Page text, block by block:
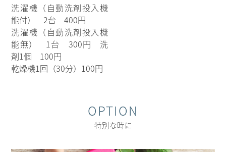
洗濯機（自動洗剤投入機
能付） 2台 400円
洗濯機（自動洗剤投入機
能無） 1台 300円 洗
剤1個 100円
乾燥機1回（30分）100円
OPTION
特別な時に